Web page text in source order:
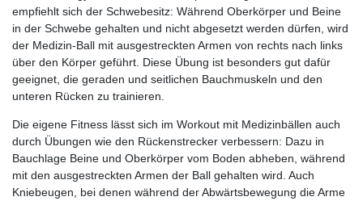
empfiehlt sich der Schwebesitz: Während Oberkörper und Beine
in der Schwebe gehalten und nicht abgesetzt werden dürfen, wird
der Medizin-Ball mit ausgestreckten Armen von rechts nach links
über den Körper geführt. Diese Übung ist besonders gut dafür
geeignet, die geraden und seitlichen Bauchmuskeln und den
unteren Rücken zu trainieren.
Die eigene Fitness lässt sich im Workout mit Medizinbällen auch
durch Übungen wie den Rückenstrecker verbessern: Dazu in
Bauchlage Beine und Oberkörper vom Boden abheben, während
mit den ausgestreckten Armen der Ball gehalten wird. Auch
Kniebeugen, bei denen während der Abwärtsbewegung die Arme